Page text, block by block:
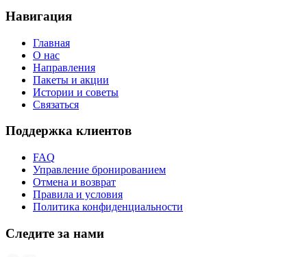
Навигация
Главная
О нас
Направления
Пакеты и акции
Истории и советы
Связаться
Поддержка клиентов
FAQ
Управление бронированием
Отмена и возврат
Правила и условия
Политика конфиденциальности
Следите за нами